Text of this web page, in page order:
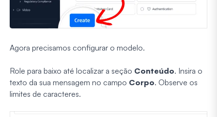
Agora precisamos configurar o modelo.
Role para baixo até localizar a seção Conteúdo. Insira o
texto da sua mensagem no campo Corpo. Observe os
limites de caracteres.